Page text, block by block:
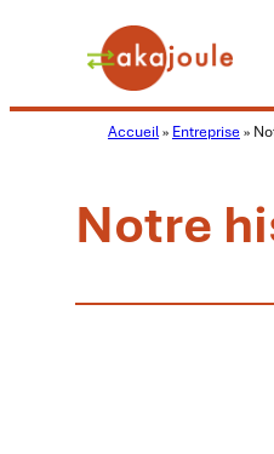
Accueil» Entreprise»
Notre